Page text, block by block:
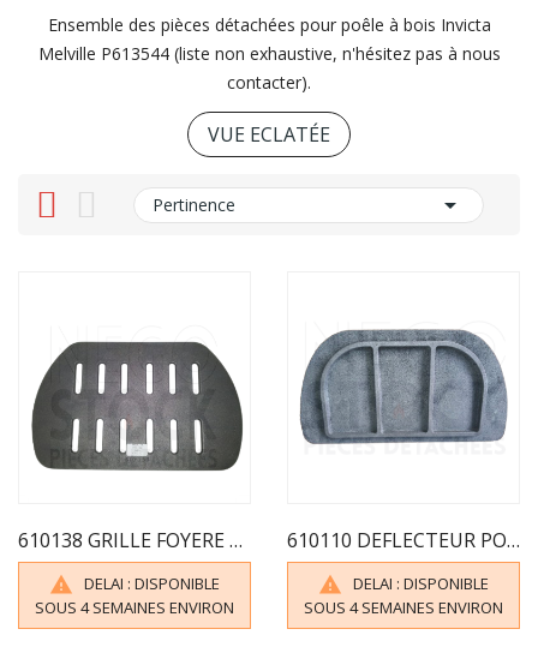
Ensemble des pièces détachées pour poêle à bois Invicta
Melville P613544 (liste non exhaustive, n'hésitez pas à nous
contacter).
VUE ECLATÉE
Pertinence 
610138 GRILLE FOYERE CHATEL MESNIL

DELAI : DISPONIBLE
SOUS 4 SEMAINES ENVIRON
610110 DEFLECTEUR POELE TREVILLE INVICTA

DELAI : DISPONIBLE
SOUS 4 SEMAINES ENVIRON